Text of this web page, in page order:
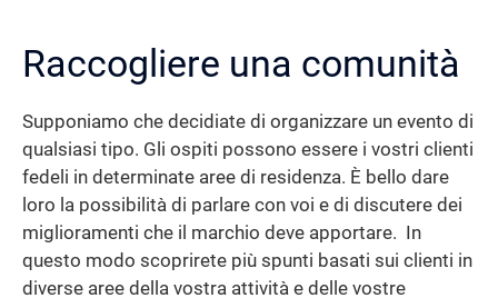
Raccogliere una comunità
Supponiamo che decidiate di organizzare un evento di
qualsiasi tipo. Gli ospiti possono essere i vostri clienti
fedeli in determinate aree di residenza. È bello dare
loro la possibilità di parlare con voi e di discutere dei
miglioramenti che il marchio deve apportare. In
questo modo scoprirete più spunti basati sui clienti in
diverse aree della vostra attività e delle vostre